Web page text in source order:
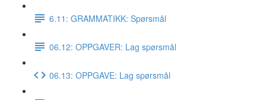
6.11: GRAMMATIKK: Spørsmål
06.12: OPPGAVER: Lag spørsmål
06.13: OPPGAVE: Lag spørsmål